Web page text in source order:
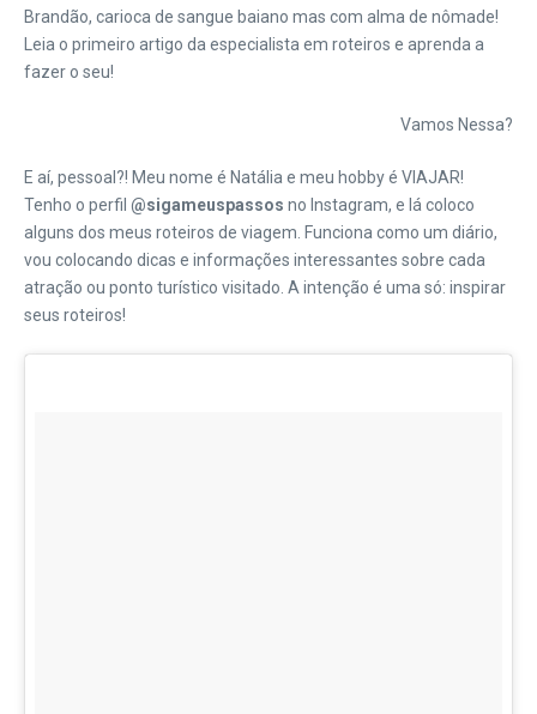
Brandão, carioca de sangue baiano mas com alma de nômade!
Leia o primeiro artigo da especialista em roteiros e aprenda a
fazer o seu!
Vamos Nessa?
E aí, pessoal?! Meu nome é Natália e meu hobby é VIAJAR!
Tenho o perfil @sigameuspassos no Instagram, e lá coloco
alguns dos meus roteiros de viagem. Funciona como um diário,
vou colocando dicas e informações interessantes sobre cada
atração ou ponto turístico visitado. A intenção é uma só: inspirar
seus roteiros!